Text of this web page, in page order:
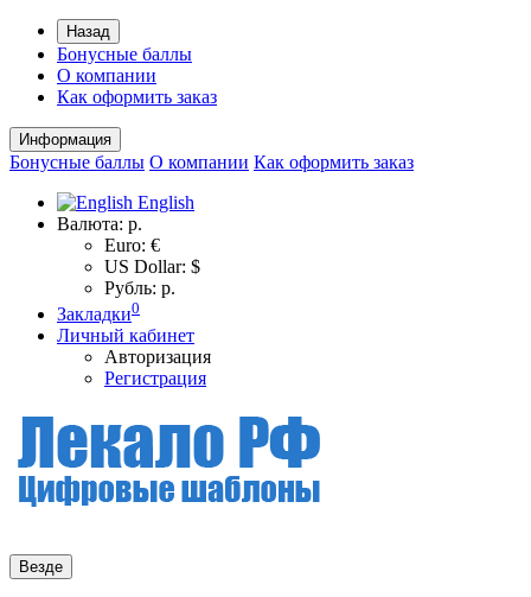
Назад
Бонусные баллы
О компании
Как оформить заказ
Информация
Бонусные баллы О компании Как оформить заказ
English
Валюта: р.
Euro: €
US Dollar: $
Рубль: р.
Закладки0
Личный кабинет
Авторизация
Регистрация
Везде